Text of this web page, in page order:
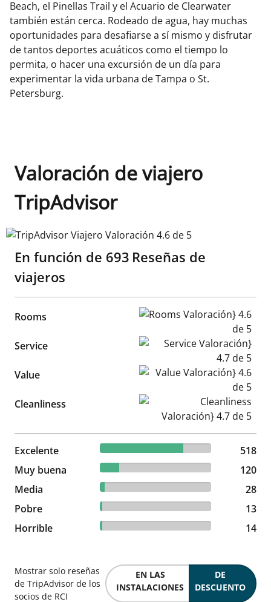
Beach, el Pinellas Trail y el Acuario de Clearwater
también están cerca. Rodeado de agua, hay muchas
oportunidades para desafiarse a sí mismo y disfrutar
de tantos deportes acuáticos como el tiempo lo
permita, o hacer una excursión de un día para
experimentar la vida urbana de Tampa o St.
Petersburg.
Valoración de viajero
TripAdvisor
TripAdvisor Viajero Valoración 4.6 de 5
En función de 693 Reseñas de
viajeros
Rooms Rooms Valoración} 4.6 de 5
Service Service Valoración} 4.7 de 5
Value Value Valoración} 4.6 de 5
Cleanliness Cleanliness Valoración} 4.7
Excelente 74.75% reviewed Excelente
518 reviews
518
Muy buena
17.32% reviewed Muy buena
120 reviews
120
Media
4.04% reviewed Media
28 reviews
28
Pobre
1.88% reviewed Pobre
13 reviews
13
Horrible
2.02% reviewed Horrible
14 reviews 14
Mostrar solo reseñas
de TripAdvisor de los
socios de RCI
EN LAS
INSTALACIONES
DE
DESCUENTO